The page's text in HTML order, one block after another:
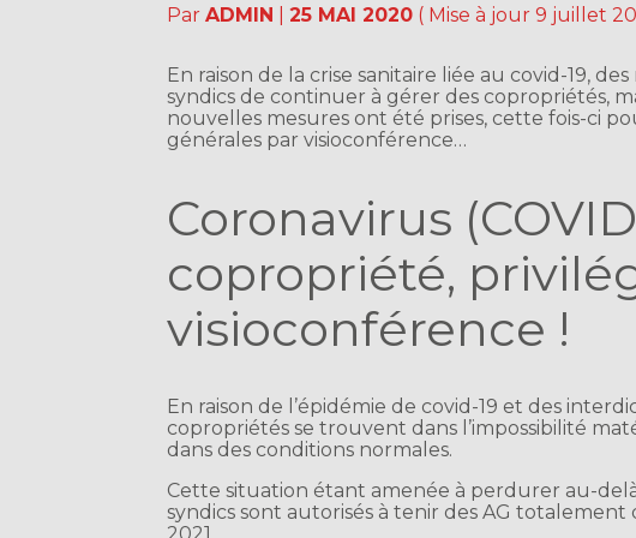
ParADMIN |25 MAI 2020 ( Mise à jour 9 juillet
En raison de la crise sanitaire liée au covid-19,
syndics de continuer à gérer des copropriétés,
nouvelles mesures ont été prises, cette fois-ci
générales par visioconférence…
Coronavirus
copropriété,
visioconférence !
En raison de l’épidémie de covid-19 et des
copropriétés se trouvent dans l’impossibilité
dans des conditions normales.
Cette situation étant amenée à perdurer au-
syndics sont autorisés à tenir des AG totalement